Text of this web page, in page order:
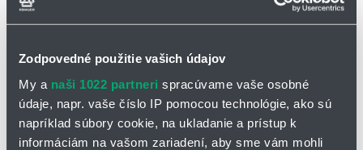
Zodpovedné použitie vašich údajov
My a naši 1022 partneri spracúvame vaše osobné
údaje, napr. vaše číslo IP pomocou technológie, ako sú
napríklad súbory cookie, na ukladanie a prístup k
informáciám na vašom zariadení, aby sme vám mohli
výkon: až cca. 50 W/m
max. dĺžka: 1200 m
max. povrchová teplota: 200 °C
vonkajší plášť: meď
prevádzkové napätie: do 500 V